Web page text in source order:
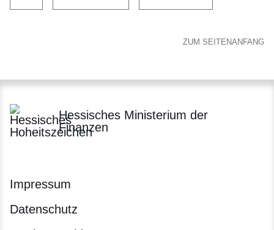
ZUM SEITENANFANG
Hessisches Ministerium der
Finanzen
Impressum
Datenschutz